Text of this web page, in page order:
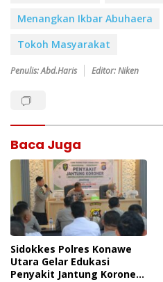
Menangkan Ikbar Abuhaera
Tokoh Masyarakat
Penulis: Abd.Haris Editor: Niken
Baca Juga
Sidokkes Polres Konawe
Utara Gelar Edukasi
Penyakit Jantung Koroner,